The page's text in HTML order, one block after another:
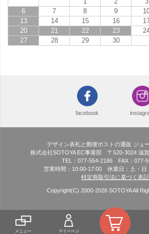
6
7 8 9
13
14 15 16
20
21 22 23
27
28 29 30
facebook
デザイン表札と郵便ポストの通販 ジュ
株式会社SOTOYA EC事業部 〒520-3024 滋
TEL：077-554-2186 FAX：077-
営業時間：10:00-17:00 休業日：土・日
特定商取引法に基づく表記
Copyright(C) 2000-2026 SOTOYA All
メニュー マイページ